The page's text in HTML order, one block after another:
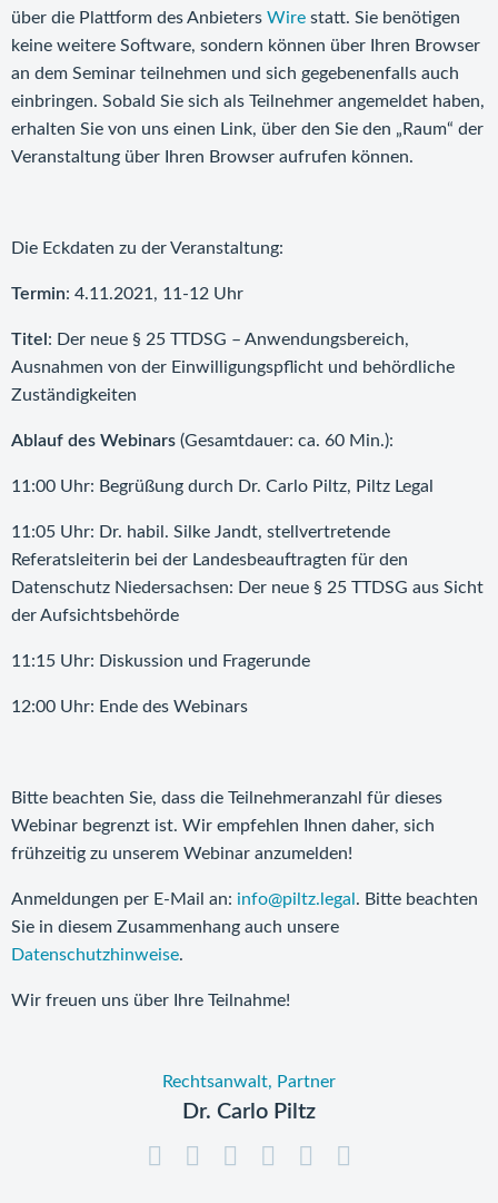
über die Plattform des Anbieters Wire statt. Sie benötigen
keine weitere Software, sondern können über Ihren Browser
an dem Seminar teilnehmen und sich gegebenenfalls auch
einbringen. Sobald Sie sich als Teilnehmer angemeldet haben,
erhalten Sie von uns einen Link, über den Sie den „Raum“ der
Veranstaltung über Ihren Browser aufrufen können.
Die Eckdaten zu der Veranstaltung:
Termin: 4.11.2021, 11-12 Uhr
Titel : Der neue § 25 TTDSG – Anwendungsbereich,
Ausnahmen von der Einwilligungspflicht und behördliche
Zuständigkeiten
Ablauf des Webinars (Gesamtdauer: ca. 60 Min.):
11:00 Uhr: Begrüßung durch Dr. Carlo Piltz, Piltz Legal
11:05 Uhr: Dr. habil. Silke Jandt, stellvertretende
Referatsleiterin bei der Landesbeauftragten für den
Datenschutz Niedersachsen: Der neue § 25 TTDSG aus Sicht
der Aufsichtsbehörde
11:15 Uhr: Diskussion und Fragerunde
12:00 Uhr: Ende des Webinars
Bitte beachten Sie, dass die Teilnehmeranzahl für dieses
Webinar begrenzt ist. Wir empfehlen Ihnen daher, sich
frühzeitig zu unserem Webinar anzumelden!
Anmeldungen per E-Mail an: info@piltz.legal . Bitte beachten
Sie in diesem Zusammenhang auch unsere
Datenschutzhinweise.
Wir freuen uns über Ihre Teilnahme!
Rechtsanwalt, Partner
Dr. Carlo Piltz